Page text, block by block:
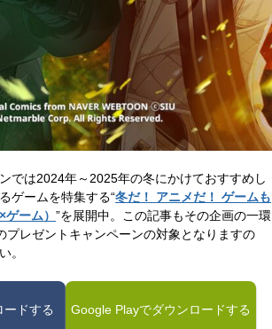
では2024年～2025年の冬にかけておすすめし
ゲームを特集する“冬だ！ アニメだ！ ゲームも
ーム） ”を展開中。この記事もその企画の一環
プレゼントキャンペーンの対象となりますの
。
ドする Google Playでダウンロードする